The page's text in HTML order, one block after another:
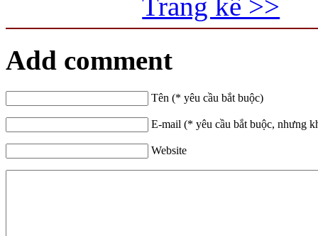
Add comment
Tên (* yêu cầu bắt buộc)
E-mail (* yêu cầu bắt buộc, nhưng
Website